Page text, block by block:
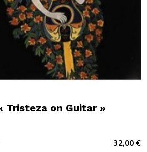
Tristeza on Guitar »
32,00 €